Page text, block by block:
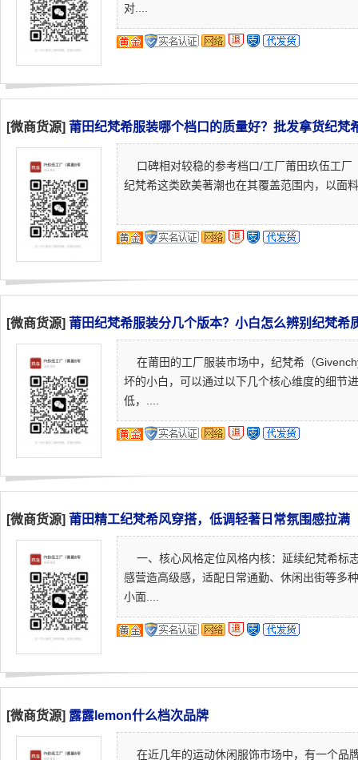
对....
[微商货源] 莆田纪梵希服装哪个档口的质量好？批发拿货纪梵
口碑相对较稳的参考档口/工厂莆田玖伍工厂
纪梵希这类欧美著潮也在其覆盖范围内，以面
[微商货源] 莆田纪梵希服装分几个版本？小白怎么辨别纪梵希
在莆田的工厂服装市场中，纪梵希（
坏的小白，可以通过以下几个核心维度的细节
低，....
[微商货源] 莆田精工纪梵希风穿搭，低调轻著日常氛围感拉满
一、核心风格定位风格内核：延续纪梵希标
感营造高级感，适配日常通勤、休闲出街等多
小面....
[微商货源] 露露lemon什么档次品牌
在近几年的运动休闲服饰市场中，有一个品